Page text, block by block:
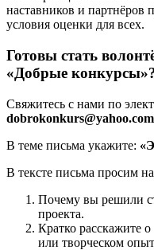
наставников и партнёров
условия оценки для всех.
Готовы стать
«Добрые
Свяжитесь с нами по
dobrokonkurs@yahoo.com
В теме письма укажите:
В тексте письма просим
Почему вы решили
проекта.
Кратко расскажите
или творческом